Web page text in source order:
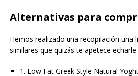
Alternativas para
Hemos realizado una recopilación una
similares que quizás te apetece
1. Low Fat Greek Style Natural